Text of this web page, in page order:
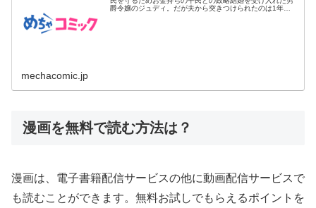
爵令嬢のジュディ。だが夫から突きつけられたのは1年後
mechacomic.jp
漫画を無料で読む方法は？
漫画は、電子書籍配信サービスの他に動画配信サービスで
も読むことができます。無料お試しでもらえるポイントを